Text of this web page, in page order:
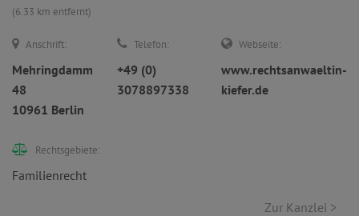
(6.33 km entfernt)
Anschrift:
Mehringdamm
48
10961 Berlin
Telefon:
+49 (0)
3078897338
Webseite:
www.rechtsanwaeltin-
kiefer.de
Rechtsgebiete:
Familienrecht
Zur Kanzlei >